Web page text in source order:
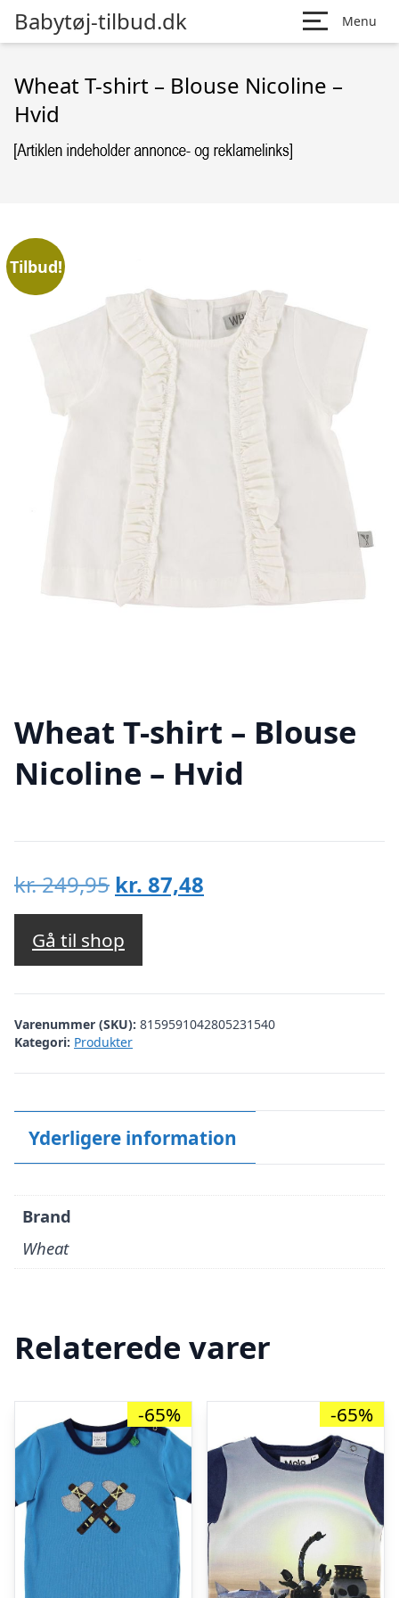
Babytøj-tilbud.dk Menu
Wheat T-shirt – Blouse Nicoline –
Hvid
Tilbud!
Wheat T-shirt – Blouse
Nicoline – Hvid
kr.249,95 Den
oprindelige
pris
var:
kr. 249,95.
kr. 87,48
kr. 87,48.
Gå til shop
Varenummer (SKU): 8159591042805231540
Kategori: Produkter
Yderligere information
Brand
Wheat
Relaterede varer
-65% -65%